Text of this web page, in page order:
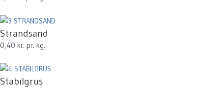
Strandsand
0,40 kr. pr. kg.
Stabilgrus